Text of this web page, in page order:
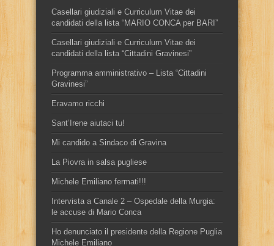
Casellari giudiziali e Curriculum Vitae dei
candidati della lista “MARIO CONCA per BARI”
Casellari giudiziali e Curriculum Vitae dei
candidati della lista “Cittadini Gravinesi”
Programma amministrativo – Lista “Cittadini
Gravinesi”
Eravamo ricchi
Sant’Irene aiutaci tu!
Mi candido a Sindaco di Gravina
La Piovra in salsa pugliese
Michele Emiliano fermati!!!
Intervista a Canale 2 – Ospedale della Murgia:
le accuse di Mario Conca
Ho denunciato il presidente della Regione Puglia
Michele Emiliano